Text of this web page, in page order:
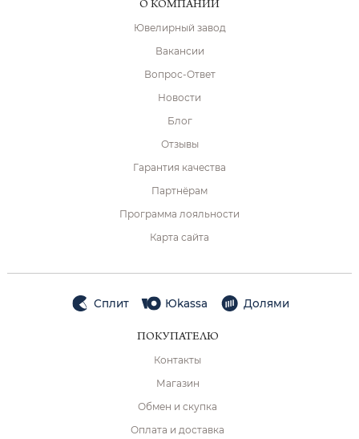
О КОМПАНИИ
Ювелирный завод
Вакансии
Вопрос-Ответ
Новости
Блог
Отзывы
Гарантия качества
Партнёрам
Программа лояльности
Карта сайта
Сплит Юkassa Долями
ПОКУПАТЕЛЮ
Контакты
Магазин
Обмен и скупка
Оплата и доставка